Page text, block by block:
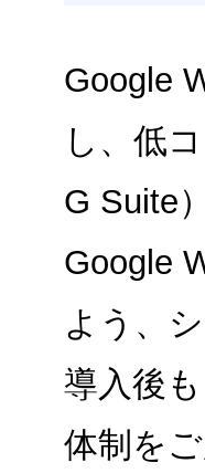
Google
し、低
G Suite
Google
よう、
導入後
体制を